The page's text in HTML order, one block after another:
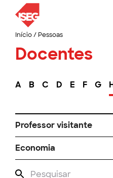
Início/ Pessoas
Docentes
A B C D E F G
Professor visitante
Economia